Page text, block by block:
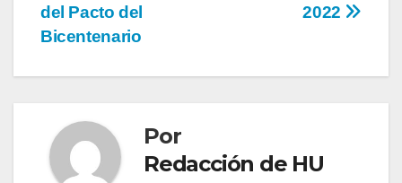
2022
del Pacto del
Bicentenario
Por
Redacción de HU